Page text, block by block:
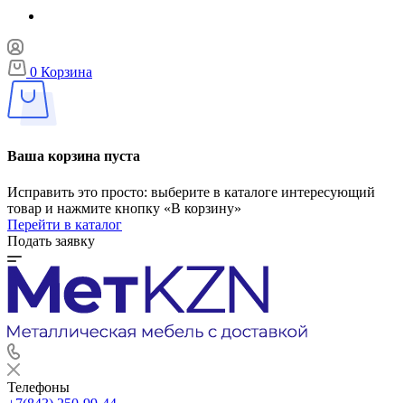
0 Корзина
Ваша корзина пуста
Исправить это просто: выберите в каталоге интересующий
товар и нажмите кнопку «В корзину»
Перейти в каталог
Подать заявку
Телефоны